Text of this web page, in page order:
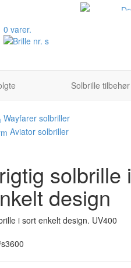
0 varer.
Solbrille tilbehør
Wayfarer solbriller
Aviator solbriller
solbrille i
design
i sort enkelt design. UV400